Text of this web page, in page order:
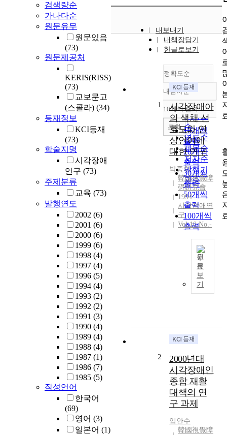
검색량순
가나다순
원문유무
원문있음
(73)
원문제공처
KERIS(RISS)
(73)
교보문고
(스콜라) (34)
등재정보
KCI등재
(73)
학술지명
시각장애
연구 (73)
주제분류
교육 (73)
발행연도
2002 (6)
2001 (6)
2000 (6)
1999 (6)
1998 (4)
1997 (4)
1996 (5)
1994 (4)
1993 (2)
1992 (2)
1991 (3)
1990 (4)
1989 (4)
1988 (4)
1987 (1)
1986 (7)
1985 (5)
작성언어
한국어
(69)
영어 (3)
일본어 (1)
내보내기
내책장담기
한글로보기
정확도순
정확도
순
인기도
순
연도순
제목순
저자순
발행기
관순
내림차순
내림차순
10개씩 출력
10개씩
출력
20개씩
출력
30개씩
출력
50개씩
출력
100개씩
출력
조회
1
시각장애아
의 색채 선
호도와 연
상언어에
대한 연구
박중휘
韓國視覺障
碍硏究會
1994
시각장애연
구
Vol.10 No.-
원
문
보
기
2
2000년대
시각장애인
종합 재활
대책의 연
구 과제
임안수
韓國視覺障